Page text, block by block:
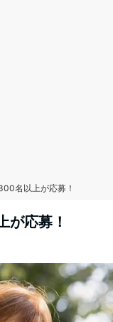
名以上が応募！
が応募！